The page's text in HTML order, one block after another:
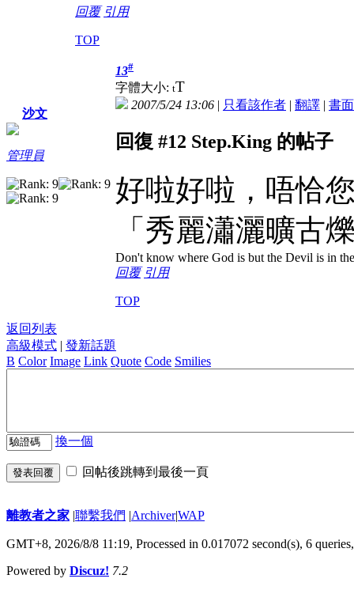
回覆 引用
TOP
沙文
管理員
13#
字體大小: tT
2007/5/24 13:06 | 只看該作者 | 翻譯 | 書面
回復 #12 Step.King 的帖子
好啦好啦，唔恰
「秀麗瀟灑曠古
Don't know where God is but the Devil is in
回覆 引用
TOP
返回列表
高級模式 | 發新話題
B Color Image Link Quote Code Smilies
換一個
發表回覆 回帖後跳轉到最後一頁
離教者之家 |聯繫我們 |Archiver|WAP
GMT+8, 2026/8/8 11:19, Processed in 0.017072 second(s), 6
Powered by Discuz! 7.2